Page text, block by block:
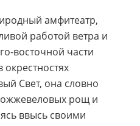
амфитеатр,
работой ветра и
восточной части
Свет, она словно
рощ и
ввысь своими